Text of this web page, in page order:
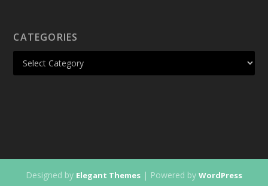
CATEGORIES
Designed by Elegant Themes | Powered by WordPress